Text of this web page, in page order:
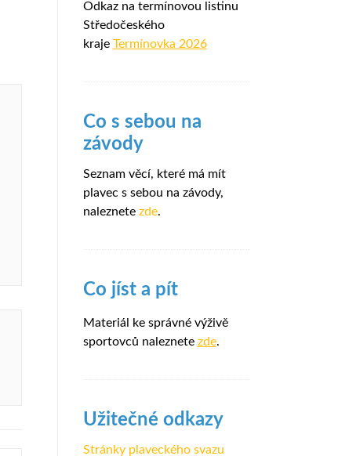
Odkaz na termínovou listinu
Středočeského
kraje Termínovka 2026
Co s sebou na
závody
Seznam věcí, které má mít
plavec s sebou na závody,
naleznete zde.
Co jíst a pít
Materiál ke správné výživě
sportovců naleznete zde.
Užitečné odkazy
Stránky plaveckého svazu